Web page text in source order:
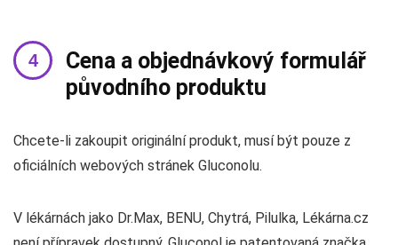
Cena a objednávkový formulář
původního produktu
Chcete-li zakoupit originální produkt, musí být pouze z
oficiálních webových stránek Gluconolu.
V lékárnách jako Dr.Max, BENU, Chytrá, Pilulka, Lékárna.cz